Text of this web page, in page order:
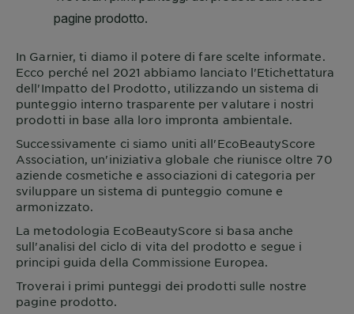
In Garnier, ti diamo il potere di fare scelte informate.
Ecco perché nel 2021 abbiamo lanciato l'Etichettatura
dell'Impatto del Prodotto, utilizzando un sistema di
punteggio interno trasparente per valutare i nostri
prodotti in base alla loro impronta ambientale.
Successivamente ci siamo uniti all'EcoBeautyScore
Association, un'iniziativa globale che riunisce oltre 70
aziende cosmetiche e associazioni di categoria per
sviluppare un sistema di punteggio comune e
armonizzato.
La metodologia EcoBeautyScore si basa anche
sull'analisi del ciclo di vita del prodotto e segue i
principi guida della Commissione Europea.
Troverai i primi punteggi dei prodotti sulle nostre
pagine prodotto.